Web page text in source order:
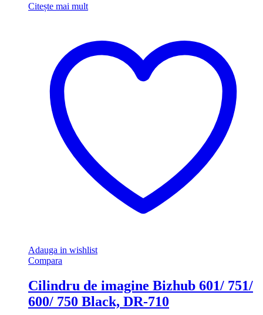
Citește mai mult
Adauga in wishlist
Compara
Cilindru de imagine Bizhub 601/ 751/
600/ 750 Black, DR-710